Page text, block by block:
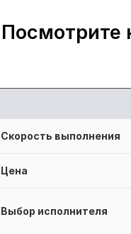
Посмотрите
Скорость выполнения
Цена
Выбор исполнителя